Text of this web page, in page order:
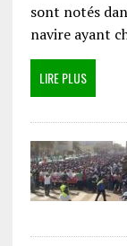
sont notés
navire ayant
LIRE PLUS